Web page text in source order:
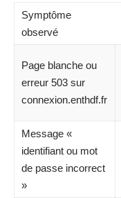
Symptôme
observé
Page blanche ou
erreur 503 sur
connexion.enthdf.fr
Message «
identifiant ou mot
de passe incorrect
»